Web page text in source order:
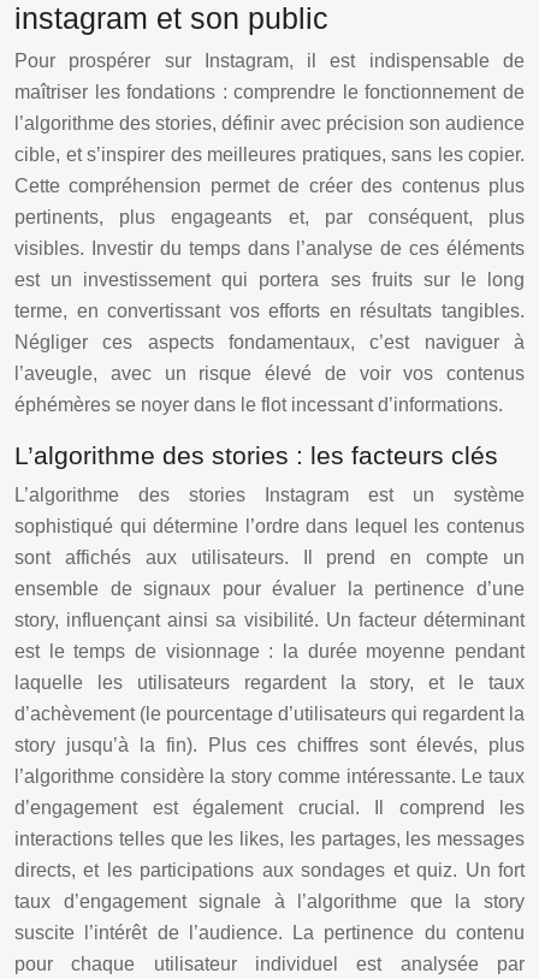
instagram et son public
Pour prospérer sur Instagram, il est indispensable de
maîtriser les fondations : comprendre le fonctionnement de
l’algorithme des stories, définir avec précision son audience
cible, et s’inspirer des meilleures pratiques, sans les copier.
Cette compréhension permet de créer des contenus plus
pertinents, plus engageants et, par conséquent, plus
visibles. Investir du temps dans l’analyse de ces éléments
est un investissement qui portera ses fruits sur le long
terme, en convertissant vos efforts en résultats tangibles.
Négliger ces aspects fondamentaux, c’est naviguer à
l’aveugle, avec un risque élevé de voir vos contenus
éphémères se noyer dans le flot incessant d’informations.
L’algorithme des stories : les facteurs clés
L’algorithme des stories Instagram est un système
sophistiqué qui détermine l’ordre dans lequel les contenus
sont affichés aux utilisateurs. Il prend en compte un
ensemble de signaux pour évaluer la pertinence d’une
story, influençant ainsi sa visibilité. Un facteur déterminant
est le temps de visionnage : la durée moyenne pendant
laquelle les utilisateurs regardent la story, et le taux
d’achèvement (le pourcentage d’utilisateurs qui regardent la
story jusqu’à la fin). Plus ces chiffres sont élevés, plus
l’algorithme considère la story comme intéressante. Le taux
d’engagement est également crucial. Il comprend les
interactions telles que les likes, les partages, les messages
directs, et les participations aux sondages et quiz. Un fort
taux d’engagement signale à l’algorithme que la story
suscite l’intérêt de l’audience. La pertinence du contenu
pour chaque utilisateur individuel est analysée par